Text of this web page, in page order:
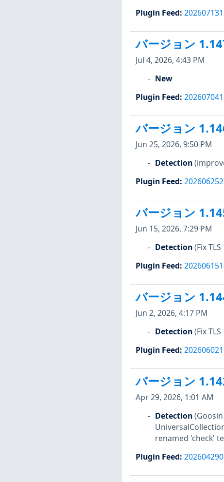
Plugin Feed:
バージョン
Jul 4, 2026, 4:43 PM
New
Plugin Feed:
バージョン
Jun 25, 2026, 9:50 PM
Detection
Plugin Feed:
バージョン
Jun 15, 2026, 7:29 PM
Detection(Fix
Plugin Feed:
バージョン
Jun 2, 2026, 4:17 PM
Detection(Fix
Plugin Feed:
バージョン
Apr 29, 2026, 1:01 AM
Detection
renamed 'check'
Plugin Feed: